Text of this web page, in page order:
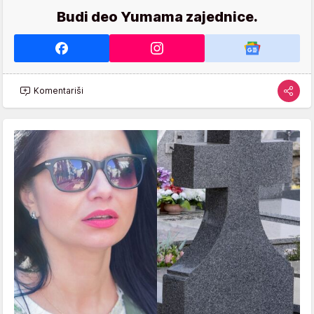
Budi deo Yumama zajednice.
Komentariši